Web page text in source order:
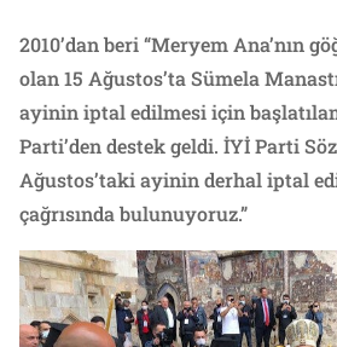
2010’dan beri “Meryem Ana’nın
olan 15 Ağustos’ta Sümela
ayinin iptal edilmesi için
Parti’den destek geldi. İYİ Parti
Ağustos’taki ayinin derhal iptal
çağrısında bulunuyoruz.”